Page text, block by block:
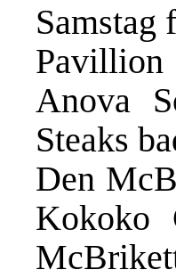
Samstag
Pavillion
Anova
Steaks
Den
Kokoko